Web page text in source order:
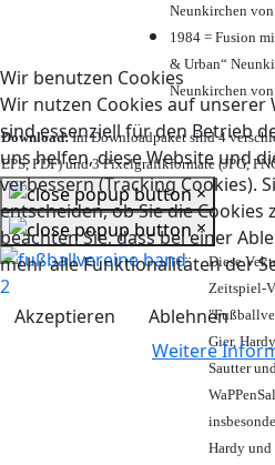
Wir benutzen Cookies
Wir nutzen Cookies auf unserer
sind essenziell für den Betrieb
uns helfen, diese Website und
verbessern (Tracking Cookies).
entscheiden, ob Sie die Cookies
beachten Sie, dass bei einer
mehr alle Funktionalitäten der
Akzeptieren
Ablehnen
Weitere
Neunkirchen
1984 = Fusion
& Urban“
Neunkirchen
Download:Im Downloadpaket sind 4
EPS, PDF) und 3 Pixelgrafikformate (JPG,
×
×
Diese
Zeitspiel-
Gier,
Sautter
Hardy und